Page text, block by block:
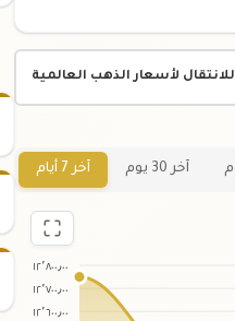
للانتقال لأسعار الذهب العالمية
آخر 30 يوم آخر 7 أيام
١٢٬٨٠٠٫٠٠
١٢٬٧٠٠٫٠٠
١٢٬٦٠٠٫٠٠